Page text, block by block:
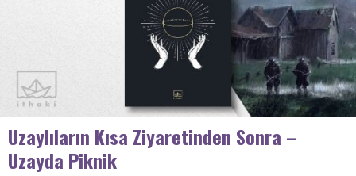
Uzaylıların Kısa Ziyaretinden Sonra –
Uzayda Piknik